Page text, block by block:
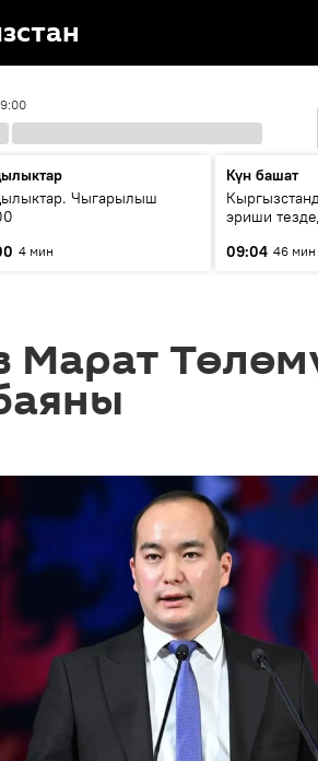
Чыгарылыш
4 мин
Күн башат
эриши
09:04 46 мин
Марат